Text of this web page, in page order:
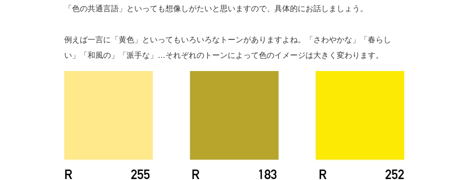
「色の共通言語」といっても想像しがたいと思いますので、具体的にお話しましょう。
例えば一言に「黄色」といってもいろいろなトーンがありますよね。「さわやかな」「春らし
い」「和風の」「派手な」…それぞれのトーンによって色のイメージは大きく変わります。